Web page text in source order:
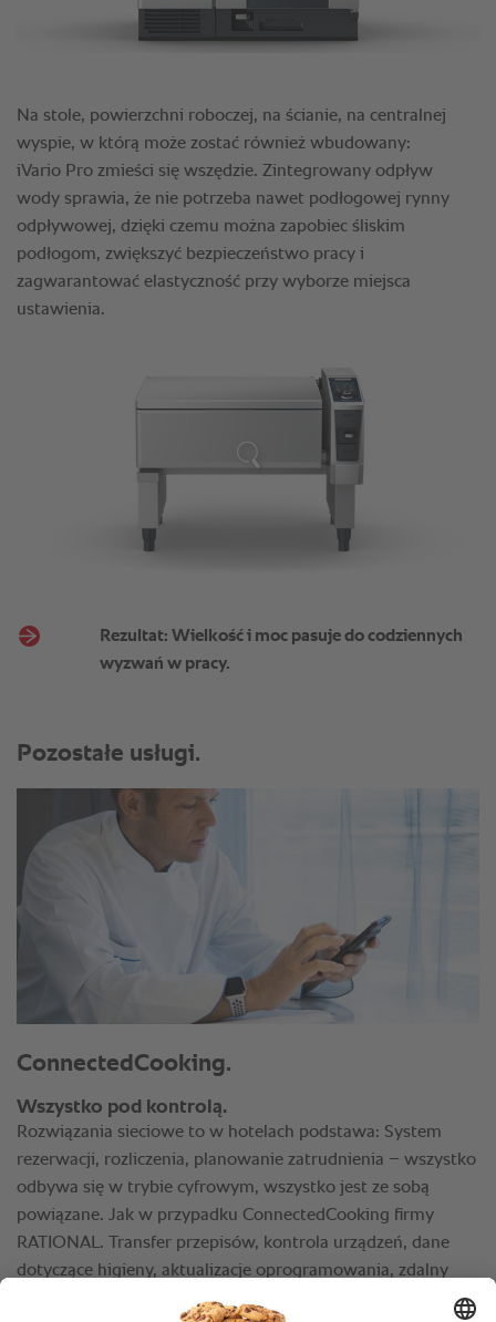
Na stole, powierzchni roboczej, na ścianie, na centralnej
wyspie, w którą może zostać również wbudowany:
iVario Pro zmieści się wszędzie. Zintegrowany odpływ
wody sprawia, że nie potrzeba nawet podłogowej rynny
odpływowej, dzięki czemu można zapobiec śliskim
podłogom, zwiększyć bezpieczeństwo pracy i
zagwarantować elastyczność przy wyborze miejsca
ustawienia.
Rezultat: Wielkość i moc pasuje do codziennych
wyzwań w pracy.